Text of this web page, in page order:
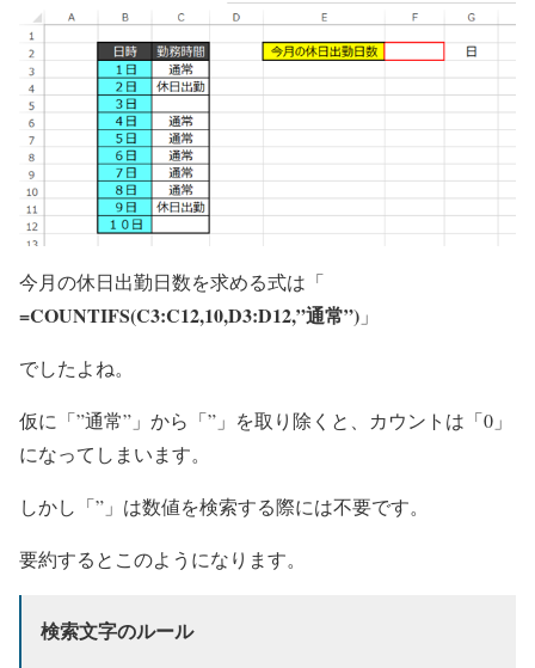
今月の休日出勤日数を求める式は「
=COUNTIFS(C3:C12,10,D3:D12,”通常”) 」
でしたよね。
仮に「”通常”」から「”」を取り除くと、カウントは「0」
になってしまいます。
しかし「”」は数値を検索する際には不要です。
要約するとこのようになります。
検索文字のルール